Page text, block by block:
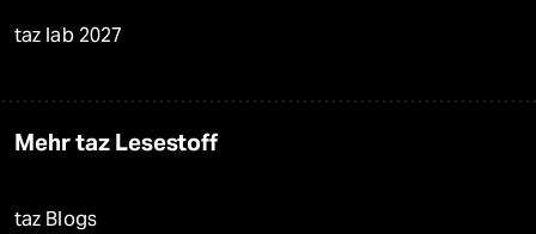
taz lab 2027
Mehr taz Lesestoff
taz Blogs